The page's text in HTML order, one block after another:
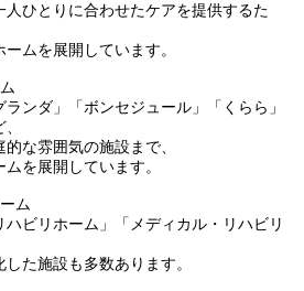
ひとりに合わせたケアを提供するた
ムを展開しています。
ランダ」「ボンセジュール」「くらら」
な雰囲気の施設まで、
を展開しています。
ム
ハビリホーム」「メディカル・リハビリ
た施設も多数あります。